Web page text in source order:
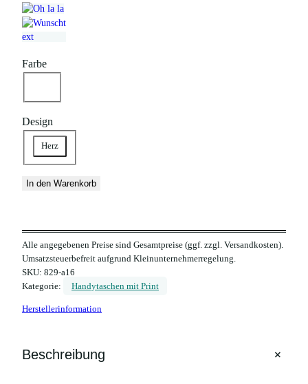
Farbe
Design
Herz
In den Warenkorb
Alle angegebenen Preise sind Gesamtpreise (ggf. zzgl. Versandkosten).
Umsatzsteuerbefreit aufgrund Kleinunternehmerregelung.
SKU: 829-a16
Kategorie:
Handytaschen mit Print
Herstellerinformation
Beschreibung +